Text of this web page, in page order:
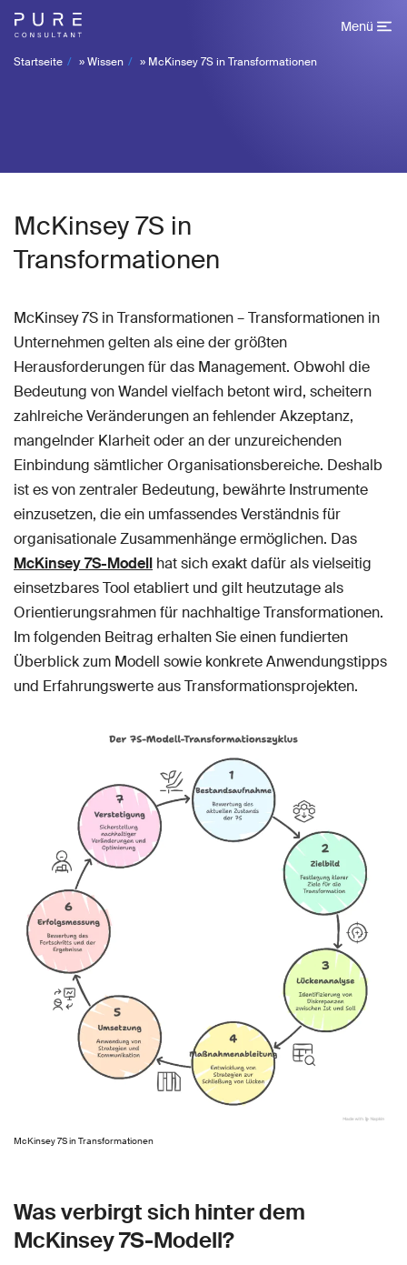
Menü
Startseite »Wissen » McKinsey 7S in Transformationen
McKinsey 7S in
Transformationen
McKinsey 7S in Transformationen – Transformationen in
Unternehmen gelten als eine der größten
Herausforderungen für das Management. Obwohl die
Bedeutung von Wandel vielfach betont wird, scheitern
zahlreiche Veränderungen an fehlender Akzeptanz,
mangelnder Klarheit oder an der unzureichenden
Einbindung sämtlicher Organisationsbereiche. Deshalb
ist es von zentraler Bedeutung, bewährte Instrumente
einzusetzen, die ein umfassendes Verständnis für
organisationale Zusammenhänge ermöglichen. Das
McKinsey 7S-Modell hat sich exakt dafür als vielseitig
einsetzbares Tool etabliert und gilt heutzutage als
Orientierungsrahmen für nachhaltige Transformationen.
Im folgenden Beitrag erhalten Sie einen fundierten
Überblick zum Modell sowie konkrete Anwendungstipps
und Erfahrungswerte aus Transformationsprojekten.
McKinsey 7S in Transformationen
Was verbirgt sich hinter dem
McKinsey 7S-Modell?